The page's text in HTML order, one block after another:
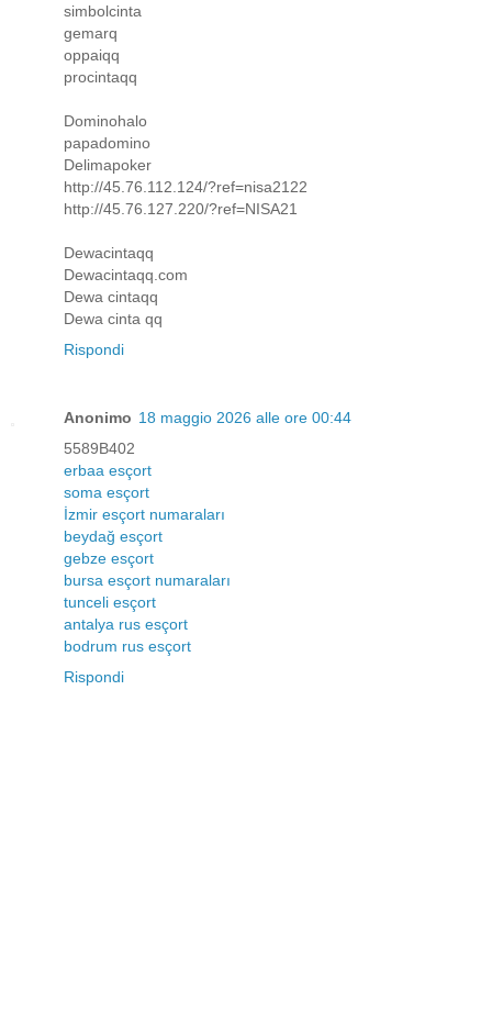
simbolcinta
gemarq
oppaiqq
procintaqq
Dominohalo
papadomino
Delimapoker
http://45.76.112.124/?ref=nisa2122
http://45.76.127.220/?ref=NISA21
Dewacintaqq
Dewacintaqq.com
Dewa cintaqq
Dewa cinta qq
Rispondi
Anonimo 18 maggio 2026 alle ore 00:44
5589B402
erbaa esçort
soma esçort
İzmir esçort numaraları
beydağ esçort
gebze esçort
bursa esçort numaraları
tunceli esçort
antalya rus esçort
bodrum rus esçort
Rispondi